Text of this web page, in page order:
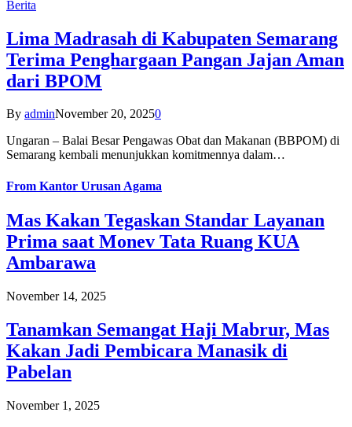
Berita
Lima Madrasah di Kabupaten Semarang
Terima Penghargaan Pangan Jajan Aman
dari BPOM
By adminNovember 20, 20250
Ungaran – Balai Besar Pengawas Obat dan Makanan (BBPOM) di
Semarang kembali menunjukkan komitmennya dalam…
From Kantor Urusan Agama
Mas Kakan Tegaskan Standar Layanan
Prima saat Monev Tata Ruang KUA
Ambarawa
November 14, 2025
Tanamkan Semangat Haji Mabrur, Mas
Kakan Jadi Pembicara Manasik di
Pabelan
November 1, 2025